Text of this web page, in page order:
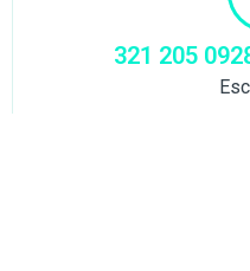
321 205